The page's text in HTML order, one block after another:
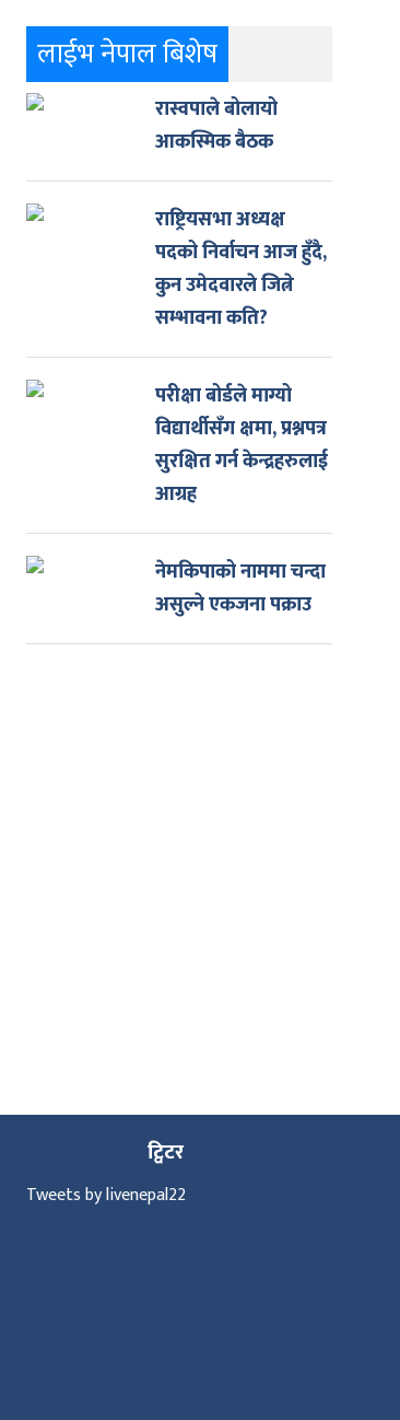
लाईभ नेपाल बिशेष
रास्वपाले बोलायो
आकस्मिक बैठक
राष्ट्रियसभा अध्यक्ष
पदको निर्वाचन आज हुँदै,
कुन उमेदवारले जित्ने
सम्भावना कति?
परीक्षा बोर्डले माग्यो
विद्यार्थीसँग क्षमा, प्रश्नपत्र
सुरक्षित गर्न केन्द्रहरुलाई
आग्रह
नेमकिपाको नाममा चन्दा
असुल्ने एकजना पक्राउ
ट्विटर
Tweets by livenepal22